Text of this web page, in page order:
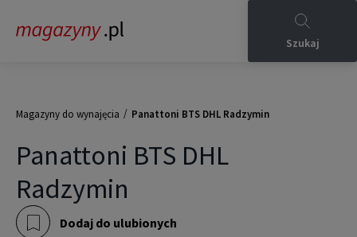
Szukaj
Magazyny do wynajęcia / Panattoni BTS DHL Radzymin
Panattoni BTS DHL
Radzymin
Dodaj do ulubionych